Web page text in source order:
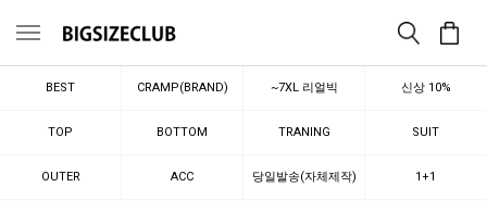
메뉴
BEST CRAMP(BRAND) ~7XL 리얼빅 신상 10%
TOP BOTTOM TRANING SUIT
OUTER ACC 당일발송(자체제작) 1+1